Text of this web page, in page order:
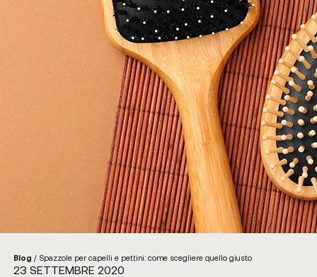
Blog / Spazzole per capelli e pettini: come scegliere quello giusto
23 SETTEMBRE 2020